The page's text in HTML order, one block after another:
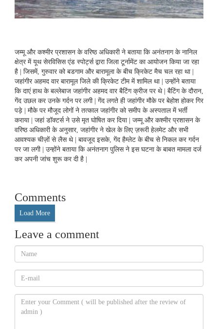
जम्‍मू और कश्‍मीर प्रशासन के वरिष्‍ठ अधिकारी ने बताया कि अनंतनाग के नानिल
क्षेत्र में यूथ सेरविसिस एंड स्पोर्ट्स द्वारा जिला टूर्नामेंट का आयोजन किया जा रहा
है | जिसमें, गुरुवार को बडगाम और बारामूला के बीच क्रिकेट मैच चल रहा था |
जहांगीर अहमद वार बारामूल जिले की क्रिकेट टीम में शामिल था | उन्‍होंने बताया
कि दाएं हाथ के बल्‍लेबाज जहांगीर अहमद वार बैटिंग क्रीज पर थे | बैटिंग के दौरान,
गेंद उछल कर उनके गर्दन पर लगी | गेंद लगते ही जहांगीर मौके पर बेहोश होकर गिर
पड़े | मौके पर मौजूद लोगों ने तत्‍काल जहांगीर को समीप के अस्‍पताल में भर्ती
कराया | जहां डॉक्‍टर्स ने उसे मृत घोषित कर दिया | जम्‍मू और कश्‍मीर प्रशासन के
वरिष्‍ठ अधिकारी के अनुसार, जहांगीर ने खेल के लिए ज़रूरी हेलमेट और सभी
आवश्‍यक चीज़ों से लैस थे | बावजूद इसके, गेंद हैम्लेट के बीच से निकल कर गर्दन
पर जा लगी | उन्‍होंने बताया कि अनंतनाग पुलिस ने इस घटना के बाबत मामला दर्ज
कर अपनी जांच शुरू कर दी है |
Comments
Load More
Leave a comment